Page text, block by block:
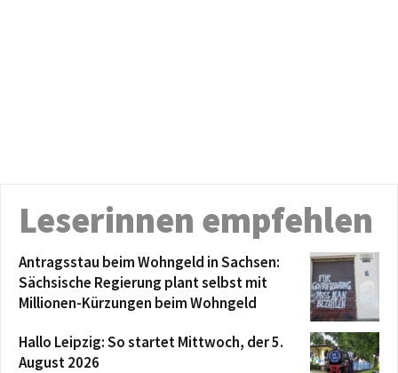
Leserinnen empfehlen
Antragsstau beim Wohngeld in Sachsen:
Sächsische Regierung plant selbst mit
Millionen-Kürzungen beim Wohngeld
Hallo Leipzig: So startet Mittwoch, der 5.
August 2026